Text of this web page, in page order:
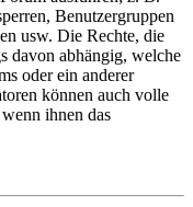
Benutzergruppen
usw. Die Rechte, die
davon abhängig, welche
oder ein anderer
können auch volle
ihnen das